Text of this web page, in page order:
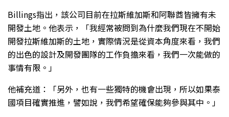
Billings指出，該公司目前在拉斯維加斯和阿聯酋皆擁有未
開發土地。他表示，「我經常被問到為什麼我們現在不開始
開發拉斯維加斯的土地，實際情況是從資本角度來看，我們
的出色的設計及開發團隊的工作負擔來看，我們一次能做的
事情有限。」
他補充道：「另外，也有一些獨特的機會出現，所以如果泰
國項目確實推進，譬如說，我們希望確保能夠參與其中。」